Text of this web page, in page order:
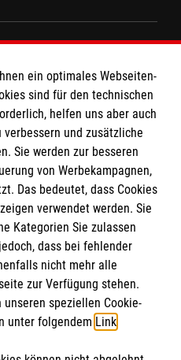
und den
können Sie unter
kontaktieren.
e.V.
und Caritas eG
1201 2092 49
ein optimales Webseiten-
sind für den technischen
helfen uns aber auch
und zusätzliche
Sie werden zur besseren
von Werbekampagnen,
Das bedeutet, dass Cookies
verwendet werden. Sie
Kategorien Sie zulassen
dass bei fehlender
nicht mehr alle
zur Verfügung stehen.
speziellen Cookie-
unter folgendem Link.